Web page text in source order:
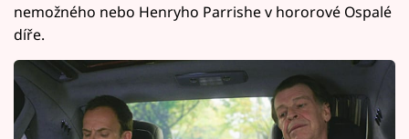
nemožného nebo Henryho Parrishe v hororové Ospalé
díře.